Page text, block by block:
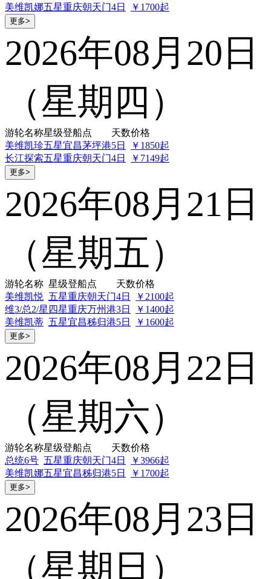
美维凯娜五星重庆朝天门4日 ￥1700起
更多>
2026年08月20日
（星期四）
游轮名称星级登船点 天数价格
美维凯珍五星宜昌茅坪港5日
￥1850起
长江探索五星重庆朝天门4日 ￥7149起
更多>
2026年08月21日
（星期五）
游轮名称 星级登船点 天数价格
美维凯悦 五星重庆朝天门4日
￥2100起
维3/总2/星 四星重庆万州港3日
￥1400起
美维凯蒂 五星宜昌秭归港5日 ￥1600起
更多>
2026年08月22日
（星期六）
游轮名称星级登船点 天数价格
总统6号 五星重庆朝天门4日
￥3966起
美维凯娜五星宜昌秭归港5日 ￥1700起
更多>
2026年08月23日
（星期日）